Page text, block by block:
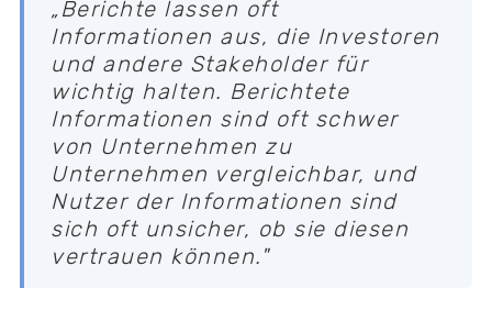
„Berichte lassen oft
Informationen aus, die Investoren
und andere Stakeholder für
wichtig halten. Berichtete
Informationen sind oft schwer
von Unternehmen zu
Unternehmen vergleichbar, und
Nutzer der Informationen sind
sich oft unsicher, ob sie diesen
vertrauen können."